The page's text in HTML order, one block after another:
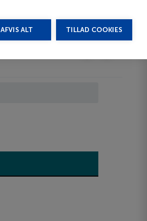
AFVIS ALT TILLAD COOKIES